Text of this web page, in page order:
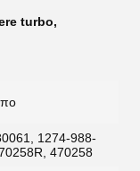
turbo,
1274-988-
470258